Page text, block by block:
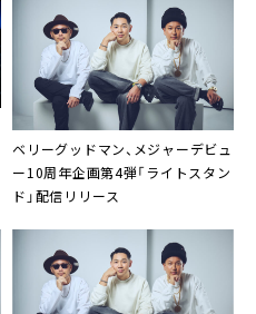
ベリーグッドマン、メジャーデビュ
ー10周年企画第4弾「ライトスタン
ド」配信リリース